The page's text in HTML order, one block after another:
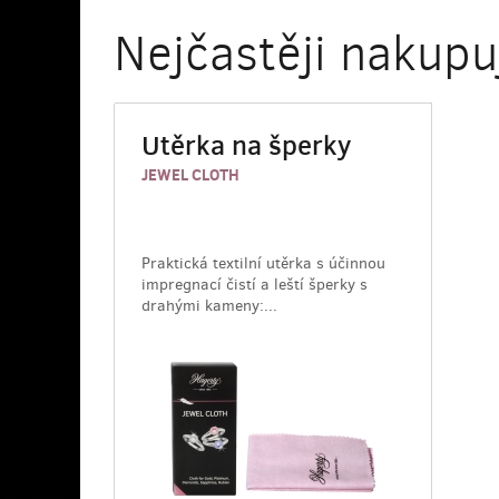
Nejčastěji
Utěrka na šperky
JEWEL CLOTH
Praktická textilní utěrka s účinnou
impregnací čistí a leští šperky s
drahými kameny:...